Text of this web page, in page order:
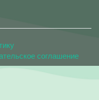
соглашение